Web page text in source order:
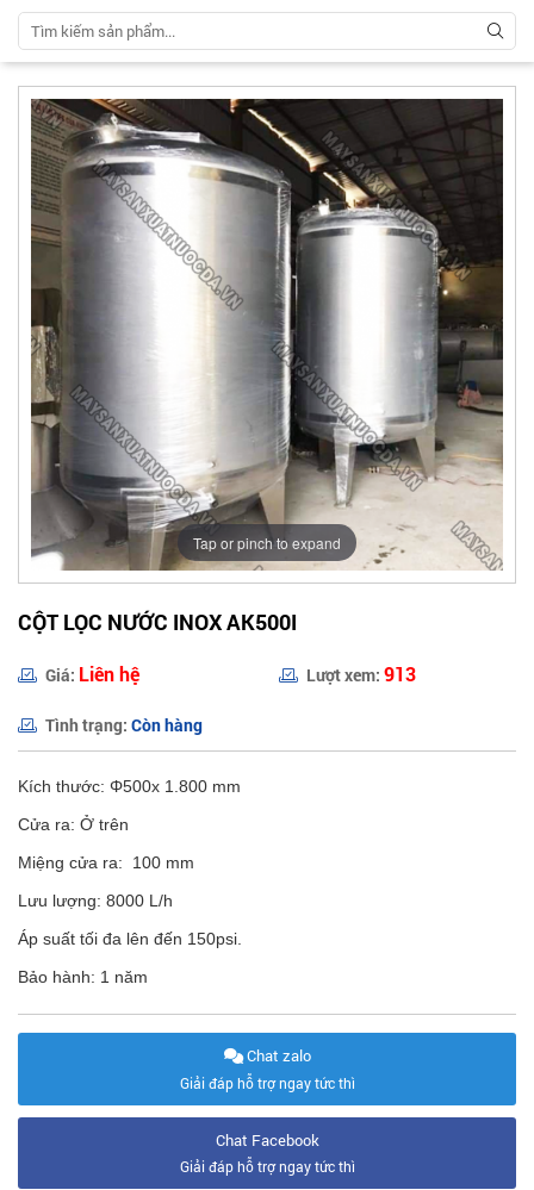
Tap or pinch to expand
CỘT LỌC NƯỚC INOX AK500I
Giá: Liên hệ Lượt xem: 913
Tình trạng: Còn hàng
Kích thước: Φ500x 1.800 mm
Cửa ra: Ở trên
Miệng cửa ra: 100 mm
Lưu lượng: 8000 L/h
Áp suất tối đa lên đến 150psi.
Bảo hành: 1 năm
Chat zalo
Giải đáp hỗ trợ ngay tức thì
Chat Facebook
Giải đáp hỗ trợ ngay tức thì